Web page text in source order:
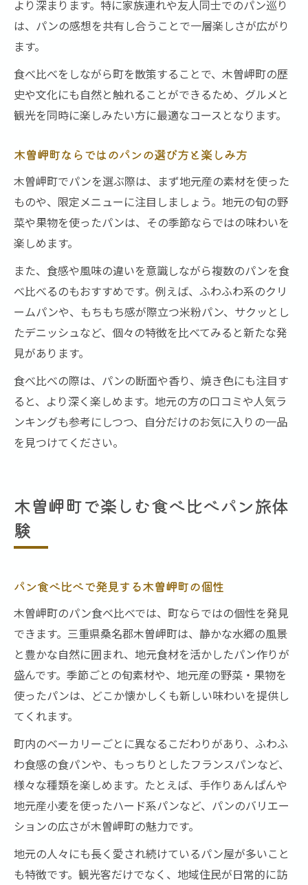
より深まります。特に家族連れや友人同士でのパン巡り
は、パンの感想を共有し合うことで一層楽しさが広がり
ます。
食べ比べをしながら町を散策することで、木曽岬町の歴
史や文化にも自然と触れることができるため、グルメと
観光を同時に楽しみたい方に最適なコースとなります。
木曽岬町ならではのパンの選び方と楽しみ方
木曽岬町でパンを選ぶ際は、まず地元産の素材を使った
ものや、限定メニューに注目しましょう。地元の旬の野
菜や果物を使ったパンは、その季節ならではの味わいを
楽しめます。
また、食感や風味の違いを意識しながら複数のパンを食
べ比べるのもおすすめです。例えば、ふわふわ系のクリ
ームパンや、もちもち感が際立つ米粉パン、サクッとし
たデニッシュなど、個々の特徴を比べてみると新たな発
見があります。
食べ比べの際は、パンの断面や香り、焼き色にも注目す
ると、より深く楽しめます。地元の方の口コミや人気ラ
ンキングも参考にしつつ、自分だけのお気に入りの一品
を見つけてください。
木曽岬町で楽しむ食べ比べパン旅体
験
パン食べ比べで発見する木曽岬町の個性
木曽岬町のパン食べ比べでは、町ならではの個性を発見
できます。三重県桑名郡木曽岬町は、静かな水郷の風景
と豊かな自然に囲まれ、地元食材を活かしたパン作りが
盛んです。季節ごとの旬素材や、地元産の野菜・果物を
使ったパンは、どこか懐かしくも新しい味わいを提供し
てくれます。
町内のベーカリーごとに異なるこだわりがあり、ふわふ
わ食感の食パンや、もっちりとしたフランスパンなど、
様々な種類を楽しめます。たとえば、手作りあんぱんや
地元産小麦を使ったハード系パンなど、パンのバリエー
ションの広さが木曽岬町の魅力です。
地元の人々にも長く愛され続けているパン屋が多いこと
も特徴です。観光客だけでなく、地域住民が日常的に訪